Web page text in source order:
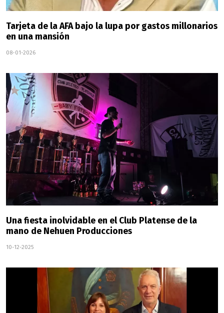
Tarjeta de la AFA bajo la lupa por gastos millonarios
en una mansión
08-01-2026
Una fiesta inolvidable en el Club Platense de la
mano de Nehuen Producciones
10-12-2025